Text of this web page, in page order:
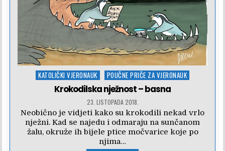
Posted
KATOLIČKI VJERONAUK POUČNE PRIČE ZA VJERONAUK
Krokodilska nježnost – basna
23. LISTOPADA 2018.
Neobično je vidjeti kako su krokodili nekad vrlo
nježni. Kad se najedu i odmaraju na sunčanom
žalu, okruže ih bijele ptice močvarice koje po
njima…